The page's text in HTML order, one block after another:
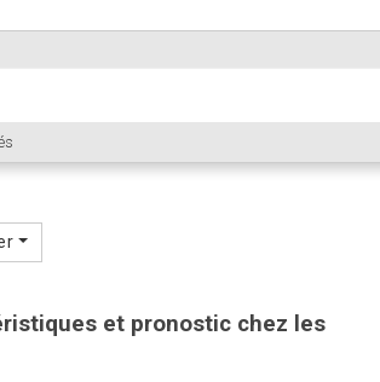
et pronostic chez les